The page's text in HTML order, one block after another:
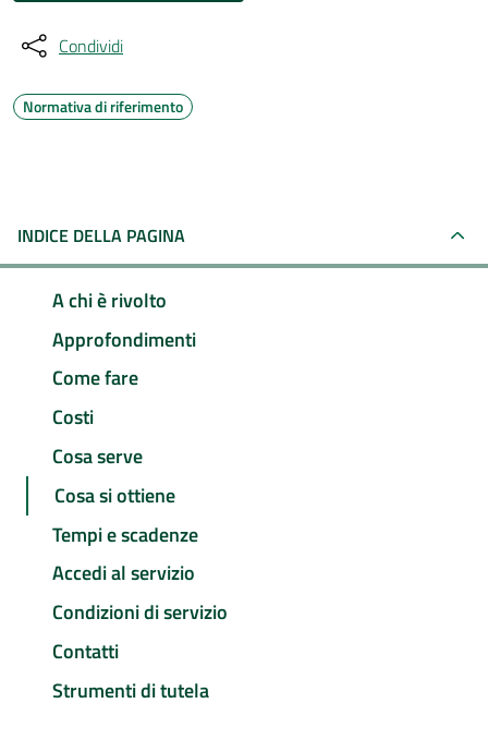
Condividi
Normativa di riferimento
INDICE DELLA PAGINA
A chi è rivolto
Approfondimenti
Come fare
Costi
Cosa serve
Cosa si ottiene
Tempi e scadenze
Accedi al servizio
Condizioni di servizio
Contatti
Strumenti di tutela